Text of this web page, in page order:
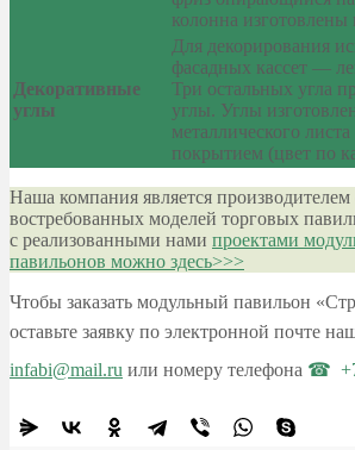
колонна изготовлены
Декоративные
углы
Для декорирования
фасадных кассет —
Три остальных угла
углы. Углы
металлического
покрытием (цвет по
Наша компания является
востребованных моделей торговых
с реализованными нами проектами
павильонов можно здесь>>>
Чтобы заказать модульный павильон
оставьте заявку по электронной почте
infabi@mail.ru или номеру телефона